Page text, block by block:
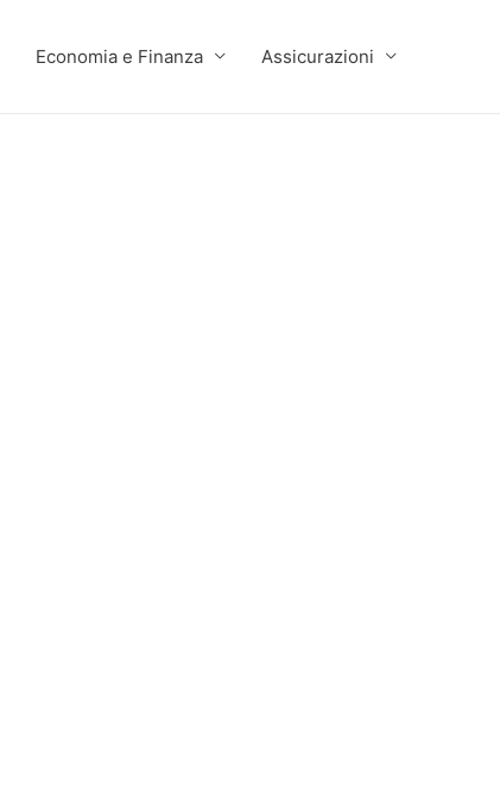
Economia e Finanza Assicurazioni